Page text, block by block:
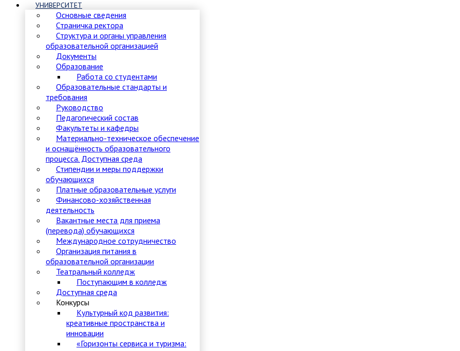
УНИВЕРСИТЕТ
Основные сведения
Страничка ректора
Структура и органы управления
образовательной организацией
Документы
Образование
Работа со студентами
Образовательные стандарты и
требования
Руководство
Педагогический состав
Факультеты и кафедры
Материально-техническое обеспечение
и оснащённость образовательного
процесса. Доступная среда
Стипендии и меры поддержки
обучающихся
Платные образовательные услуги
Финансово-хозяйственная
деятельность
Вакантные места для приема
(перевода) обучающихся
Международное сотрудничество
Организация питания в
образовательной организации
Театральный колледж
Поступающим в колледж
Доступная среда
Конкурсы
Культурный код развития:
креативные пространства и
инновации
«Горизонты сервиса и туризма: